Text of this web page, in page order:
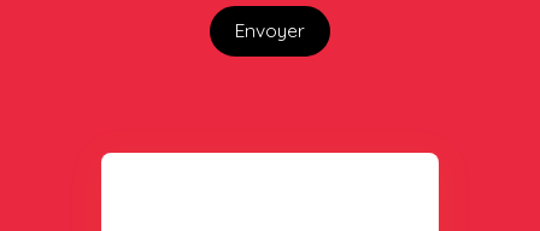
Envoyer